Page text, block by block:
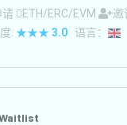
请 ETH/ERC/EVM 邀
: ★★★ 3.0 语言：